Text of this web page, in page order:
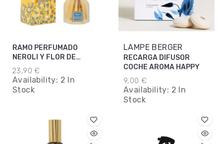
RAMO PERFUMADO
NEROLI Y FLOR DE
ALGODON 100ML
23,90 €
Availability: 2 In
Stock
LAMPE BERGER
RECARGA DIFUSOR
COCHE AROMA HAPPY
9,00 €
Availability: 2 In
Stock